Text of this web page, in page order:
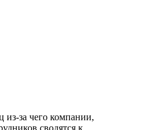
из-за чего компании,
сводятся к